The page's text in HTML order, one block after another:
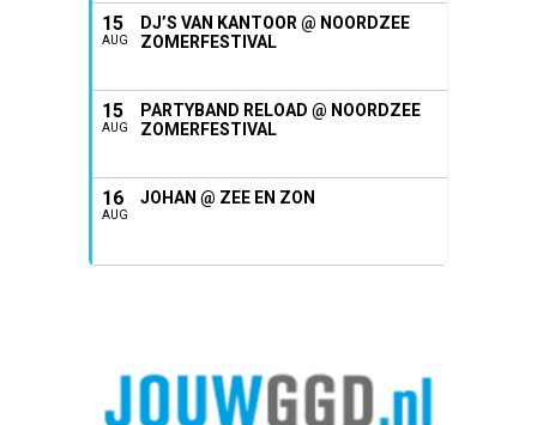
15
AUG
DJ’S VAN KANTOOR @ NOORDZEE
ZOMERFESTIVAL
15
AUG
PARTYBAND RELOAD @ NOORDZEE
ZOMERFESTIVAL
16
AUG
JOHAN @ ZEE EN ZON